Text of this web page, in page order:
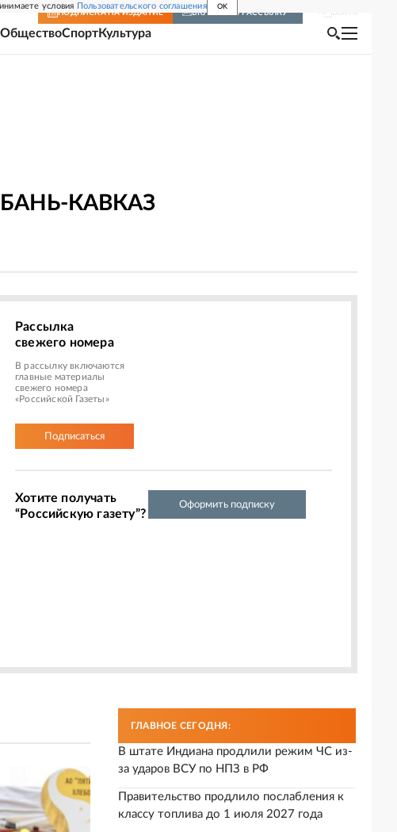
условия Пользовательского соглашения OK
ПОДПИСКА НА ИЗДАНИЕ ВКЛЮЧИТЬ РАССЫЛКУ
ОбществоСпортКультура
КАВКАЗ
Рассылка
свежего номера
В рассылку включаются
главные материалы
свежего номера
«Российской Газеты»
Подписаться
Хотите получать
“Российскую газету”?
Оформить подписку
ГЛАВНОЕ СЕГОДНЯ:
В штате Индиана продлили режим ЧС из-
за ударов ВСУ по НПЗ в РФ
Правительство продлило послабления к
классу топлива до 1 июля 2027 года